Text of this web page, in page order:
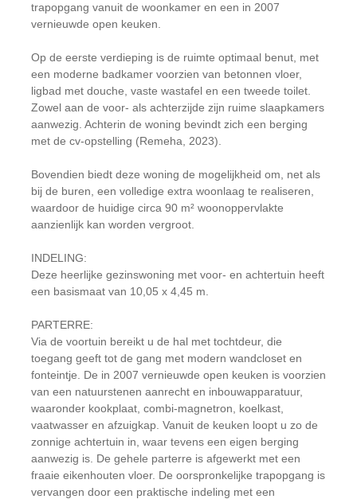
trapopgang vanuit de woonkamer en een in 2007
vernieuwde open keuken.
Op de eerste verdieping is de ruimte optimaal benut, met
een moderne badkamer voorzien van betonnen vloer,
ligbad met douche, vaste wastafel en een tweede toilet.
Zowel aan de voor- als achterzijde zijn ruime slaapkamers
aanwezig. Achterin de woning bevindt zich een berging
met de cv-opstelling (Remeha, 2023).
Bovendien biedt deze woning de mogelijkheid om, net als
bij de buren, een volledige extra woonlaag te realiseren,
waardoor de huidige circa 90 m² woonoppervlakte
aanzienlijk kan worden vergroot.
INDELING:
Deze heerlijke gezinswoning met voor- en achtertuin heeft
een basismaat van 10,05 x 4,45 m.
PARTERRE:
Via de voortuin bereikt u de hal met tochtdeur, die
toegang geeft tot de gang met modern wandcloset en
fonteintje. De in 2007 vernieuwde open keuken is voorzien
van een natuurstenen aanrecht en inbouwapparatuur,
waaronder kookplaat, combi-magnetron, koelkast,
vaatwasser en afzuigkap. Vanuit de keuken loopt u zo de
zonnige achtertuin in, waar tevens een eigen berging
aanwezig is. De gehele parterre is afgewerkt met een
fraaie eikenhouten vloer. De oorspronkelijke trapopgang is
vervangen door een praktische indeling met een